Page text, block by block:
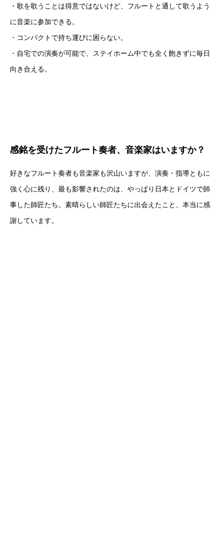
・歌を歌うことは得意ではないけど、フルートと通して歌うよう
に音楽に参加できる。
・コンパクトで持ち運びに困らない。
・自宅での演奏が可能で、ステイホーム中でも全く飽きずに毎日
向き合える。
感銘を受けたフルート奏者、音楽家はいますか？
好きなフルート奏者も音楽家も沢山いますが、演奏・指導ともに
強く心に残り、最も影響されたのは、やっぱり日本とドイツで師
事した師匠たち。素晴らしい師匠たちに出会えたこと、本当に感
謝しています。